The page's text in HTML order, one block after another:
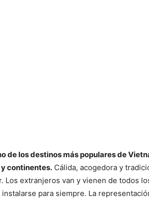
de los destinos más populares de
continentes. Cálida, acogedora y
Los extranjeros van y vienen de todos
para siempre. La